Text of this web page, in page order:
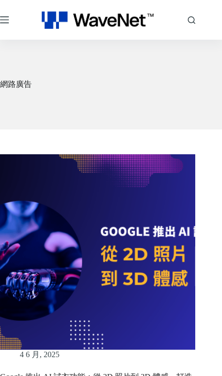
至
主
網路廣告
4 6 月, 2025